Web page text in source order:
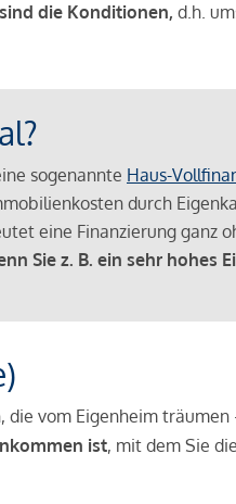
die Konditionen, d.h.
sogenannte Haus-
durch
eine Finanzierung ganz
Sie z. B. ein sehr hohes
vom Eigenheim
ist, mit dem Sie